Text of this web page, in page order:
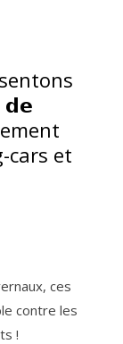
𝗱𝗲
cars et
ces
contre les
!